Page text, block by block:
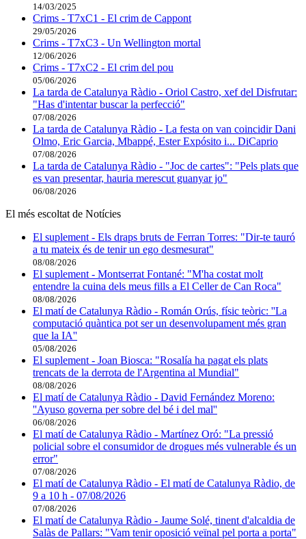
14/03/2025
Crims - T7xC1 - El crim de Cappont
29/05/2026
Crims - T7xC3 - Un Wellington mortal
12/06/2026
Crims - T7xC2 - El crim del pou
05/06/2026
La tarda de Catalunya Ràdio - Oriol Castro, xef del Disfrutar:
"Has d'intentar buscar la perfecció"
07/08/2026
La tarda de Catalunya Ràdio - La festa on van coincidir Dani
Olmo, Eric Garcia, Mbappé, Ester Expósito i... DiCaprio
07/08/2026
La tarda de Catalunya Ràdio - "Joc de cartes": "Pels plats que
es van presentar, hauria merescut guanyar jo"
06/08/2026
El més escoltat de Notícies
El suplement - Els draps bruts de Ferran Torres: "Dir-te tauró
a tu mateix és de tenir un ego desmesurat"
08/08/2026
El suplement - Montserrat Fontané: "M'ha costat molt
entendre la cuina dels meus fills a El Celler de Can Roca"
08/08/2026
El matí de Catalunya Ràdio - Román Orús, físic teòric: ''La
computació quàntica pot ser un desenvolupament més gran
que la IA''
05/08/2026
El suplement - Joan Biosca: "Rosalía ha pagat els plats
trencats de la derrota de l'Argentina al Mundial"
08/08/2026
El matí de Catalunya Ràdio - David Fernández Moreno:
''Ayuso governa per sobre del bé i del mal''
06/08/2026
El matí de Catalunya Ràdio - Martínez Oró: "La pressió
policial sobre el consumidor de drogues més vulnerable és un
error"
07/08/2026
El matí de Catalunya Ràdio - El matí de Catalunya Ràdio, de
9 a 10 h - 07/08/2026
07/08/2026
El matí de Catalunya Ràdio - Jaume Solé, tinent d'alcaldia de
Salàs de Pallars: "Vam tenir oposició veïnal pel porta a porta"